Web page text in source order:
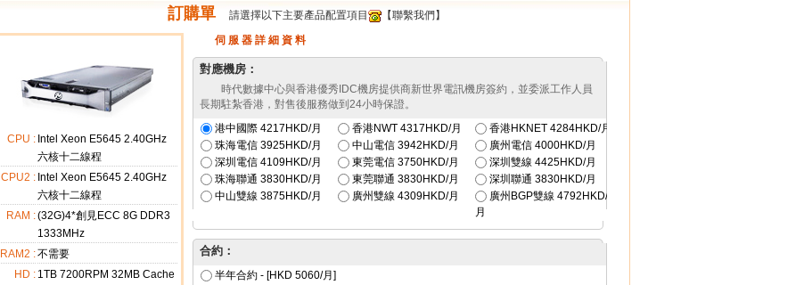
訂購單 請選擇以下主要產品配置項目 【聯繫我們】
CPU : Intel Xeon E5645 2.40GHz
六核十二線程
CPU2 : Intel Xeon E5645 2.40GHz
六核十二線程
RAM :(32G)4*創見ECC 8G DDR3
1333MHz
RAM2 :不需要
HD : 1TB 7200RPM 32MB Cache
伺 服 器 詳 細 資 料
對應機房：
時代數據中心與香港優秀IDC機房提供商新世界電訊機房簽約，並委派工作人員
長期駐紮香港，對售後服務做到24小時保證。
港中國際 4217HKD/月 香港NWT 4317HKD/月 香港HKNET 4284HKD/月
珠海電信 3925HKD/月 中山電信 3942HKD/月 廣州電信 4000HKD/月
深圳電信 4109HKD/月 東莞電信 3750HKD/月 深圳雙線 4425HKD/月
珠海聯通 3830HKD/月 東莞聯通 3830HKD/月 深圳聯通 3830HKD/月
中山雙線 3875HKD/月 廣州雙線 4309HKD/月 廣州BGP雙線 4792HKD/
月
合約：
半年合約 - [HKD 5060/月]